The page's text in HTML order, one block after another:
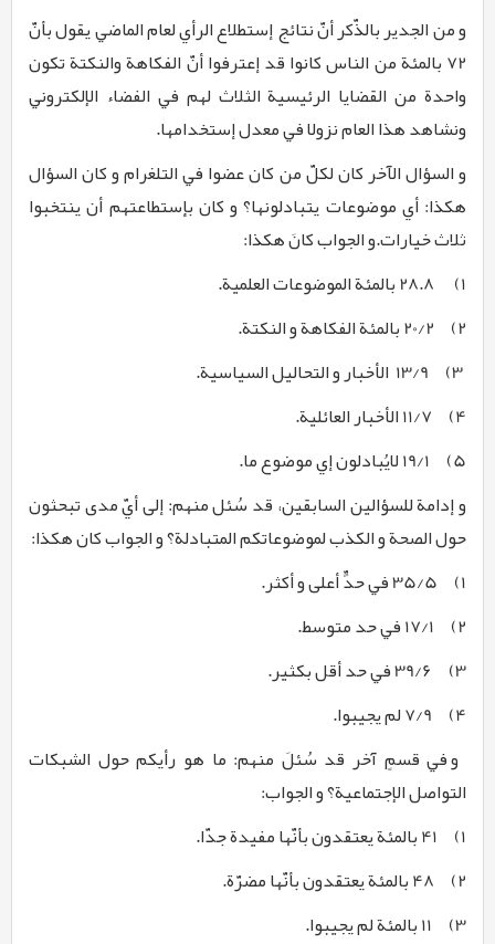
و من الجدیر بالذّکر أنّ نتائج إستطلاع الرأي لعام الماضي یقول بأنّ
72 بالمئة من الناس کانوا قد إعترفوا أنّ الفکاهة والنکتة تکون
واحدة من القضایا الرئیسیة الثلاث لهم في الفضاء الإلکتروني
ونشاهد هذا العام نزولا في معدل إستخدامها.
و السؤال الآخر کان لکلّ من کان عضوا في التلغرام و کان السؤال
هکذا: أي موضوعات یتبادلونها؟ و کان بإستطاعتهم أن ینتخبوا
ثلاث خیارات.و الجواب کانَ هکذا:
1)
28.8بالمئة الموضوعات العلمیة.
2)
20/2بالمئة الفکاهة و النکتة.
3)
13/9 الأخبار و التحالیل السیاسیة.
4)
11/7الأخبار العائلیة.
5)
19/1لایُبادلون إي موضوع ما.
و إدامة للسؤالین السابقین، قد سُئل منهم: إلی أيّ مدی تبحثون
حول الصحة و الکذب لموضوعاتکم المتبادلة؟ و الجواب کان هکذا:
1)
35/5في حدٍّ أعلی و أکثر.
2)
17/1في حد متوسط.
3)
39/6في حد أقل بکثیر.
4)
7/9لم یجیبوا.
و في قسمٍ آخر قد سُئلَ منهم: ما هو رأیکم حول الشبکات
التواصل الإجتماعیة؟ و الجواب:
1)
41 بالمئة یعتقدون بأنّها مفیدة جدّا.
2)
48 بالمئة یعتقدون بأنّها مضرّة.
3)
11 بالمئة لم یجیبوا.